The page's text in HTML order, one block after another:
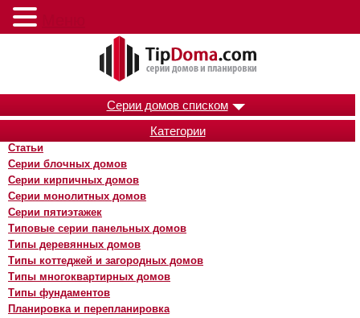
Серии домов списком
Категории
Статьи
Серии блочных домов
Серии кирпичных домов
Серии монолитных домов
Серии пятиэтажек
Типовые серии панельных домов
Типы деревянных домов
Типы коттеджей и загородных домов
Типы многоквартирных домов
Типы фундаментов
Планировка и перепланировка